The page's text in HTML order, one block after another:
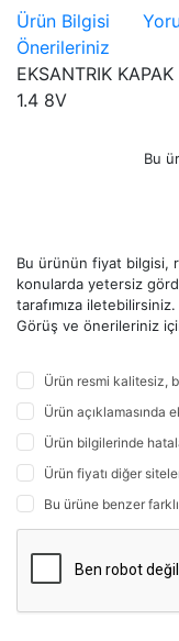
Ürün Bilgisi
Önerileriniz
EKSANTRIK
1.4 8V
Bu
Bu ürünün fiyat bilgisi,
konularda yetersiz
tarafımıza iletebilirsiniz.
Görüş ve önerileriniz
Ürün resmi kalitesiz,
Ürün açıklamasında
Ürün bilgilerinde
Ürün fiyatı diğer
Bu ürüne benzer